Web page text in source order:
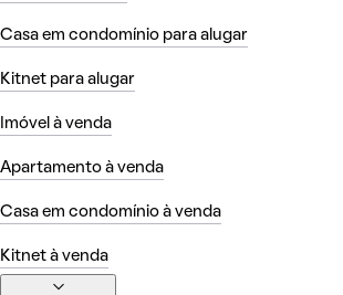
Casa em condomínio para alugar
Kitnet para alugar
Imóvel à venda
Apartamento à venda
Casa em condomínio à venda
Kitnet à venda